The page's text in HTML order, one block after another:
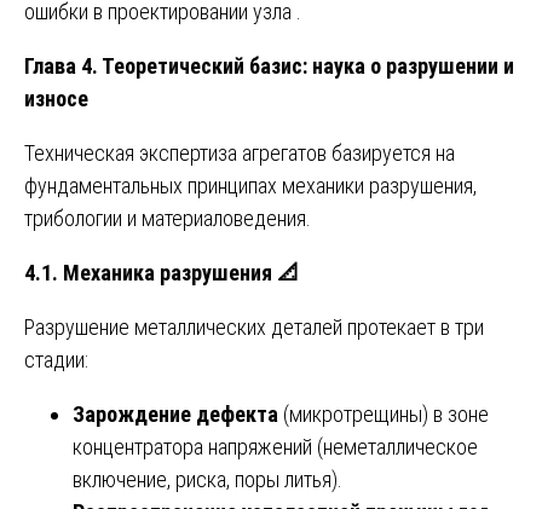
ошибки в проектировании узла .
Глава 4. Теоретический базис: наука о разрушении и
износе
Техническая экспертиза агрегатов базируется на
фундаментальных принципах механики разрушения,
трибологии и материаловедения.
4.1. Механика разрушения 📐
Разрушение металлических деталей протекает в три
стадии:
Зарождение дефекта (микротрещины) в зоне
концентратора напряжений (неметаллическое
включение, риска, поры литья).